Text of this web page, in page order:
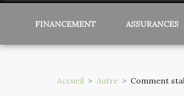
FINANCEMENT ASSURANCES
Accueil Autre Comment